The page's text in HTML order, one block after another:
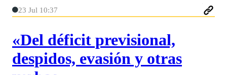
23 Jul 10:37
«Del déficit previsional,
despidos, evasión y otras